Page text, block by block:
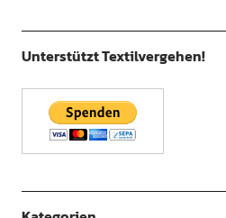
Unterstützt Textilvergehen!